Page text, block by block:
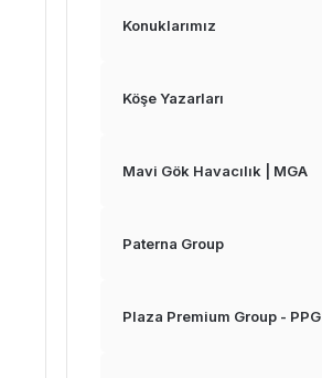
Konuklarımız
Köşe Yazarları
Mavi Gök Havacılık | MGA
Paterna Group
Plaza Premium Group - PPG